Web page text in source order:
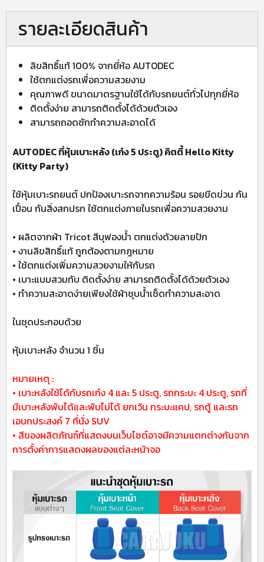
รายละเอียดสินค้า
ลิขสิทธิ์แท้ 100% จากยี่ห้อ AUTODEC
ใช้ตกแต่งรถเพื่อความสวยงาม
คุณภาพดี ขนาดมาตรฐานใช้ได้กับรถยนต์ทั่วไปทุกยี่ห้อ
ติดตั้งง่าย สามารถติดตั้งได้ด้วยตัวเอง
สามารถถอดซักทำความสะอาดได้
AUTODEC ที่หุ้มเบาะหลัง (เก๋ง 5 ประตู) คิตตี้ Hello Kitty
(Kitty Party)
ใช้หุ้มเบาะรถยนต์ ปกป้องเบาะรถจากความร้อน รอยขีดข่วน กัน
เปื้อน กันสิ่งสกปรก ใช้ตกแต่งภายในรถเพื่อความสวยงาม
• ผลิตจากผ้า Tricot สีบุฟองน้ำ ตกแต่งด้วยลายปัก
• งานลิขสิทธิ์แท้ ถูกต้องตามกฎหมาย
• ใช้ตกแต่งเพิ่มความสวยงามให้กับรถ
• เบาะแบบสวมทับ ติดตั้งง่าย สามารถติดตั้งได้ด้วยตัวเอง
• ทำความสะอาดง่ายเพียงใช้ผ้าชุบน้ำเช็ดทำความสะอาด
ในชุดประกอบด้วย
หุ้มเบาะหลัง จำนวน 1 ชิ้น
หมายเหตุ :
• เบาะหลังใช้ได้กับรถเก๋ง 4 และ 5 ประตู, รถกระบะ 4 ประตู, รถที่
มีเบาะหลังพับได้และพับไม่ได้ ยกเว้น กระบะแคป, รถตู้ และรถ
เอนกประสงค์ 7 ที่นั่ง SUV
• สีของผลิตภัณฑ์ที่แสดงบนเว็บไซต์อาจมีความแตกต่างกันจาก
การตั้งค่าการแสดงผลของแต่ละหน้าจอ